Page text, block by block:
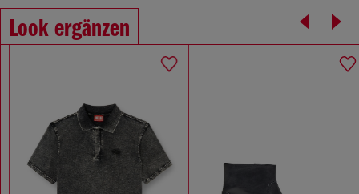
Look ergänzen